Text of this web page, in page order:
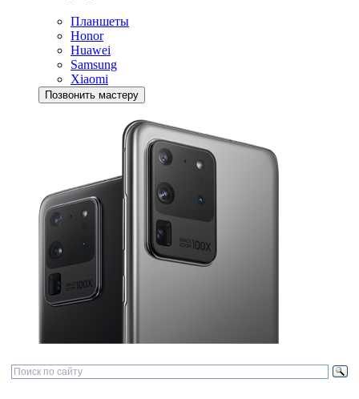
Планшеты
Honor
Huawei
Samsung
Xiaomi
Позвонить мастеру